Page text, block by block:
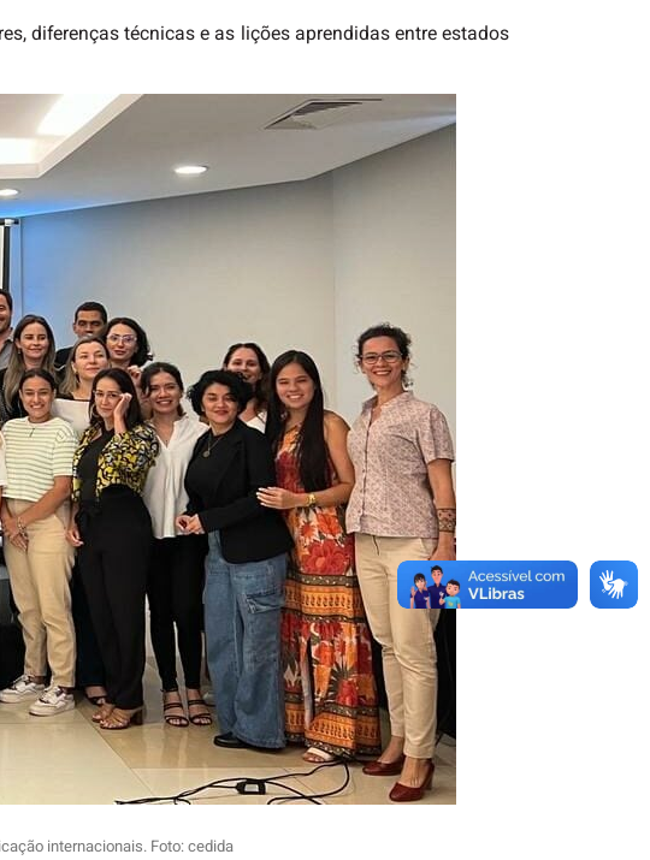
diferenças técnicas e as lições aprendidas entre estados
internacionais. Foto: cedida